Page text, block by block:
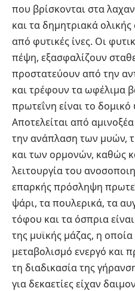
που βρίσκονται στα
και τα δημητριακά
από φυτικές ίνες. Οι
πέψη, εξασφαλίζουν
προστατεύουν από την
και τρέφουν τα ωφέλιμα
πρωτεΐνη είναι το
Αποτελείται από
την ανάπλαση των μυών,
και των ορμονών, καθώς
λειτουργία του
επαρκής πρόσληψη
ψάρι, τα πουλερικά, τα
τόφου και τα όσπρια
της μυϊκής μάζας, η
μεταβολισμό ενεργό και
τη διαδικασία της
για δεκαετίες είχαν